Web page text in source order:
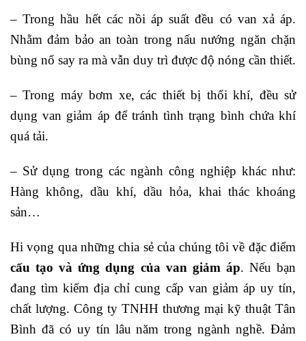
– Trong hầu hết các nồi áp suất đều có van xả áp.
Nhằm đảm bảo an toàn trong nấu nướng ngăn chặn
bùng nổ say ra mà vẫn duy trì được độ nóng cần thiết.
– Trong máy bơm xe, các thiết bị thổi khí, đều sử
dụng van giảm áp để tránh tình trạng bình chứa khí
quá tải.
– Sử dụng trong các ngành công nghiệp khác như:
Hàng không, dầu khí, dầu hỏa, khai thác khoáng
sản…
Hi vọng qua những chia sẻ của chúng tôi về đặc điểm
cấu tạo và ứng dụng của van giảm áp. Nếu bạn
đang tìm kiếm địa chỉ cung cấp van giảm áp uy tín,
chất lượng. Công ty TNHH thương mại kỹ thuật Tân
Bình đã có uy tín lâu năm trong ngành nghề. Đảm